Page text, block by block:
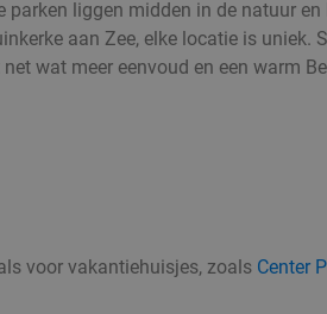
liggen midden in de natuur en
aan Zee, elke locatie is uniek.
wat meer eenvoud en een warm
voor vakantiehuisjes, zoals Center